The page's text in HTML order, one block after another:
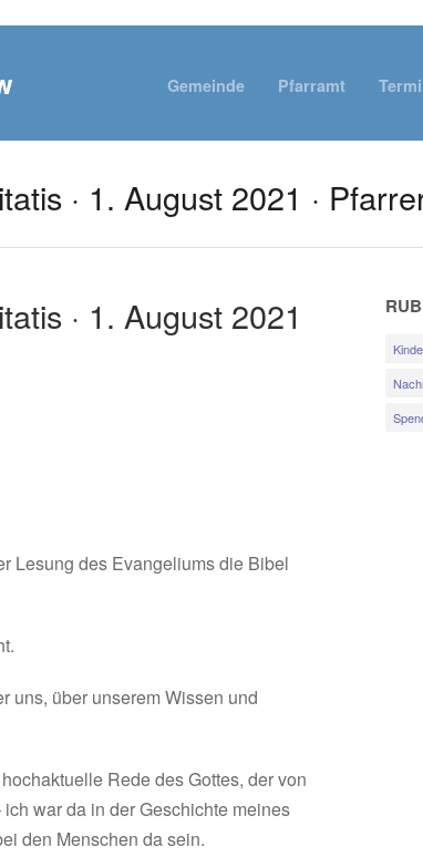
Gemeinde Pfarramt
· 1. August 2021 ·
· 1. August 2021
Lesung des Evangeliums die Bibel
uns, über unserem Wissen und
Rede des Gottes, der von
war da in der Geschichte meines
den Menschen da sein.